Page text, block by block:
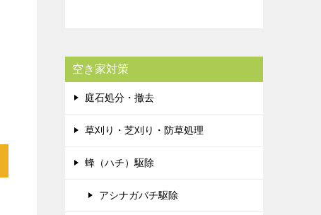
空き家対策
庭石処分・撤去
草刈り・芝刈り・防草処理
蜂（ハチ）駆除
アシナガバチ駆除